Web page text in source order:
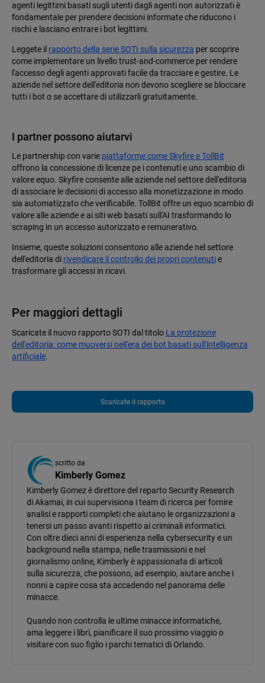
agenti legittimi basati sugli utenti dagli agenti non autorizzati è
fondamentale per prendere decisioni informate che riducono i
rischi e lasciano entrare i bot legittimi.
Leggete il rapporto della serie SOTI sulla sicurezza per scoprire
come implementare un livello trust-and-commerce per rendere
l'accesso degli agenti approvati facile da tracciare e gestire. Le
aziende nel settore dell'editoria non devono scegliere se bloccare
tutti i bot o se accettare di utilizzarli gratuitamente.
I partner possono aiutarvi
Le partnership con varie piattaforme come Skyfire e TollBit
offrono la concessione di licenze pe i contenuti e uno scambio di
valore equo. Skyfire consente alle aziende nel settore dell'editoria
di associare le decisioni di accesso alla monetizzazione in modo
sia automatizzato che verificabile. TollBit offre un equo scambio di
valore alle aziende e ai siti web basati sull'AI trasformando lo
scraping in un accesso autorizzato e remunerativo.
Insieme, queste soluzioni consentono alle aziende nel settore
dell'editoria di rivendicare il controllo dei propri contenutie
trasformare gli accessi in ricavi.
Per maggiori dettagli
Scaricate il nuovo rapporto SOTI dal titolo La protezione
dell'editoria: come muoversi nell'era dei bot basati sull'intelligenza
artificiale.
Scaricate il rapporto
scritto da
Kimberly Gomez
Kimberly Gomez è direttore del reparto Security Research
di Akamai, in cui supervisiona i team di ricerca per fornire
analisi e rapporti completi che aiutano le organizzazioni a
tenersi un passo avanti rispetto ai criminali informatici.
Con oltre dieci anni di esperienza nella cybersecurity e un
background nella stampa, nelle trasmissioni e nel
giornalismo online, Kimberly è appassionata di articoli
sulla sicurezza, che possono, ad esempio, aiutare anche i
nonni a capire cosa sta accadendo nel panorama delle
minacce.
Quando non controlla le ultime minacce informatiche,
ama leggere i libri, pianificare il suo prossimo viaggio o
visitare con suo figlio i parchi tematici di Orlando.